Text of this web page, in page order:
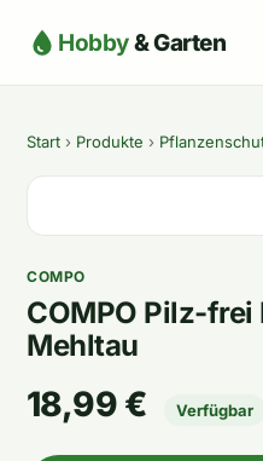
Hobby& Garten
Start › Produkte ›
COMPO
COMPO Pilz-
Mehltau
18,99 € Verfügbar